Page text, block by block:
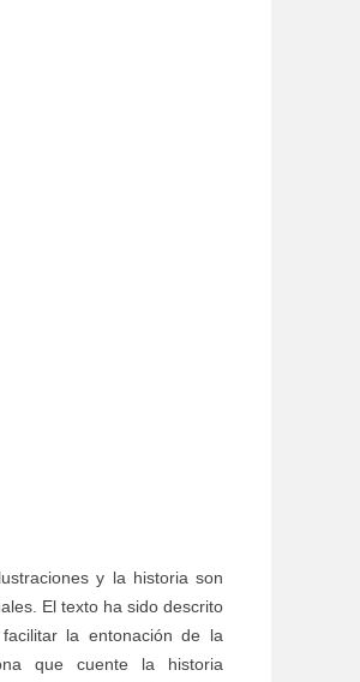
y la historia son
El texto ha sido descrito
la entonación de la
que cuente la historia